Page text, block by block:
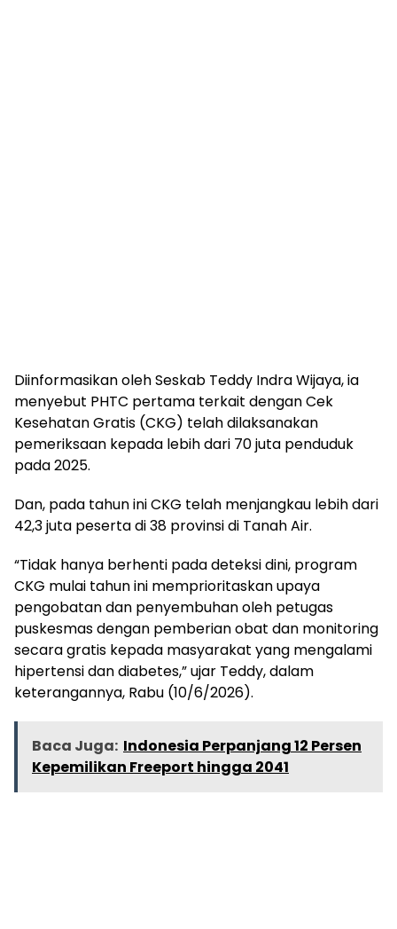
Diinformasikan oleh Seskab Teddy Indra Wijaya, ia
menyebut PHTC pertama terkait dengan Cek
Kesehatan Gratis (CKG) telah dilaksanakan
pemeriksaan kepada lebih dari 70 juta penduduk
pada 2025.
Dan, pada tahun ini CKG telah menjangkau lebih dari
42,3 juta peserta di 38 provinsi di Tanah Air.
“Tidak hanya berhenti pada deteksi dini, program
CKG mulai tahun ini memprioritaskan upaya
pengobatan dan penyembuhan oleh petugas
puskesmas dengan pemberian obat dan monitoring
secara gratis kepada masyarakat yang mengalami
hipertensi dan diabetes,” ujar Teddy, dalam
keterangannya, Rabu (10/6/2026).
Baca Juga: Indonesia Perpanjang 12 Persen
Kepemilikan Freeport hingga 2041